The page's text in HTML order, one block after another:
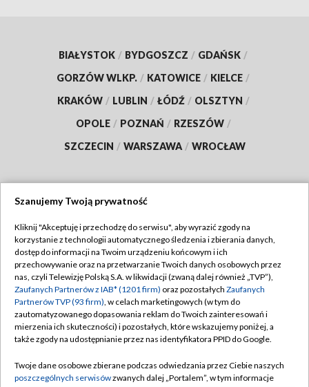
BIAŁYSTOK / BYDGOSZCZ / GDAŃSK /
GORZÓW WLKP. / KATOWICE / KIELCE /
KRAKÓW / LUBLIN / ŁÓDŹ / OLSZTYN /
OPOLE / POZNAŃ / RZESZÓW /
SZCZECIN / WARSZAWA / WROCŁAW
TVP
Abonament TVP
Emisja w TVP
Centrum informacji TVP
Naziemna Telewizja Cyfrowa
Rada Programowa
Regulamin TVP
Polityka prywatności
Moje zgody
Pomoc
Kontakt
Szanujemy Twoją prywatność
Kliknij "Akceptuję i przechodzę do serwisu", aby wyrazić zgody na
korzystanie z technologii automatycznego śledzenia i zbierania danych,
dostęp do informacji na Twoim urządzeniu końcowym i ich
przechowywanie oraz na przetwarzanie Twoich danych osobowych przez
nas, czyli Telewizję Polską S.A. w likwidacji (zwaną dalej również „TVP”),
Zaufanych Partnerów z IAB* (1201 firm) oraz pozostałych Zaufanych
Partnerów TVP (93 firm), w celach marketingowych (w tym do
zautomatyzowanego dopasowania reklam do Twoich zainteresowań i
mierzenia ich skuteczności) i pozostałych, które wskazujemy poniżej, a
także zgody na udostępnianie przez nas identyfikatora PPID do Google.
Twoje dane osobowe zbierane podczas odwiedzania przez Ciebie naszych
poszczególnych serwisówzwanych dalej „Portalem”, w tym informacje